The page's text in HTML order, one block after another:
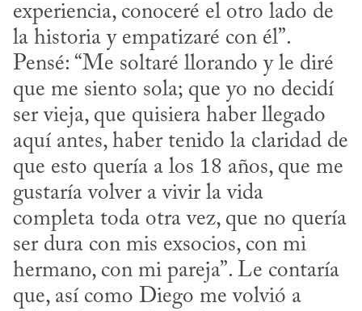
experiencia, conoceré el otro lado de
la historia y empatizaré con él”.
Pensé: “Me soltaré llorando y le diré
que me siento sola; que yo no decidí
ser vieja, que quisiera haber llegado
aquí antes, haber tenido la claridad de
que esto quería a los 18 años, que me
gustaría volver a vivir la vida
completa toda otra vez, que no quería
ser dura con mis exsocios, con mi
hermano, con mi pareja”. Le contaría
que, así como Diego me volvió a